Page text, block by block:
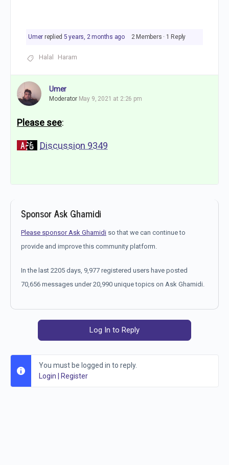
Umer replied 5 years, 2 months ago 2 Members · 1 Reply
Halal Haram
Umer
Moderator May 9, 2021 at 2:26 pm
Please see:
Discussion 9349
Sponsor Ask Ghamidi
Please sponsor Ask Ghamidi so that we can continue to
provide and improve this community platform.
In the last 2205 days, 9,977 registered users have posted
70,656 messages under 20,990 unique topics on Ask Ghamidi.
Log In to Reply
You must be logged in to reply.
Login
Register